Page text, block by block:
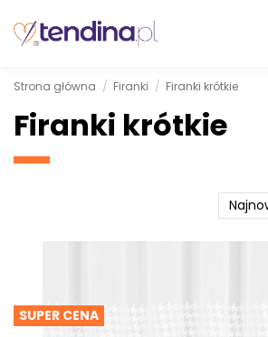
Strona główna Firanki Firanki krótkie
Firanki krótkie
SUPER CENA